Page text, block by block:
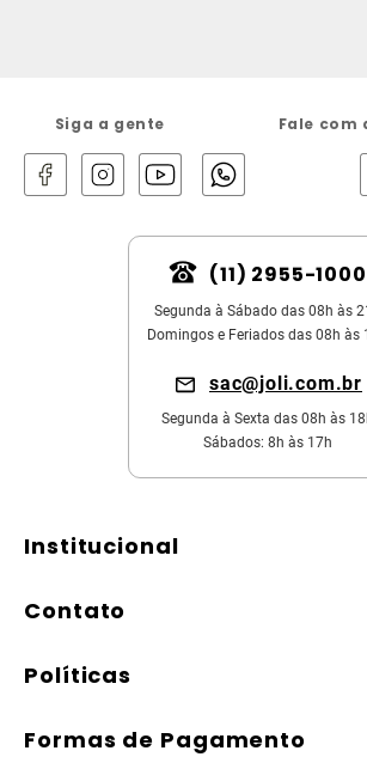
Siga a gente Fale com
(11) 2955-1000
Segunda à Sábado das 08h às
Domingos e Feriados das 08h às
sac@joli.com.br
Segunda à Sexta das 08h às
Sábados: 8h às 17h
Institucional
Contato
Políticas
Formas de Pagamento